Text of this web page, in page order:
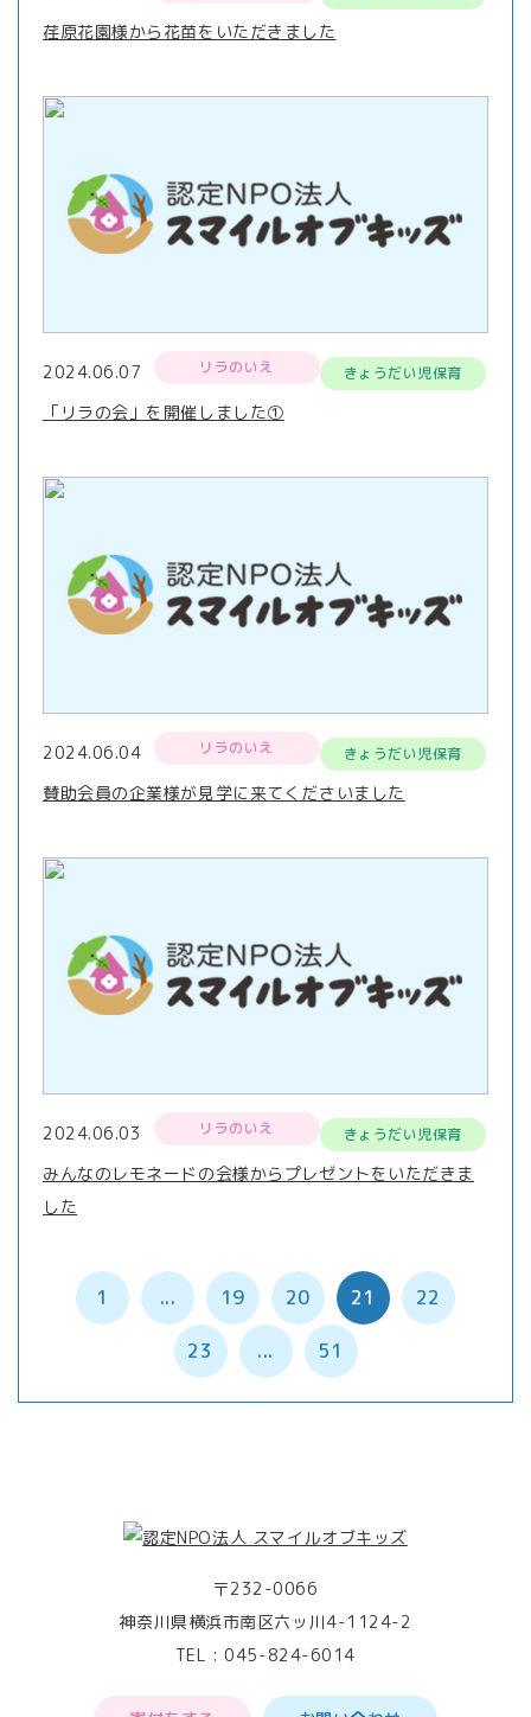
荏原花園様から花苗をいただきました
2024.06.07 リラのいえ きょうだい児保育
「リラの会」を開催しました①
2024.06.04 リラのいえ きょうだい児保育
賛助会員の企業様が見学に来てくださいました
2024.06.03 リラのいえ きょうだい児保育
みんなのレモネードの会様からプレゼントをいただきま
した
1 ... 19 20 21 22
23 ... 51
〒232-0066
神奈川県横浜市南区六ッ川4-1124-2
TEL :045-824-6014